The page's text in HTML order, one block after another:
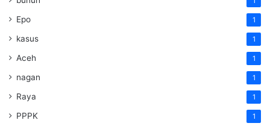
Epo 1
kasus 1
Aceh 1
nagan 1
Raya 1
PPPK 1